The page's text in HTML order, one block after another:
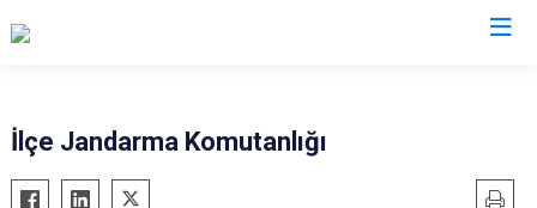
Ardeşen
İlçe Jandarma Komutanlığı